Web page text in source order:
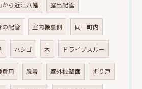
から近江八幡 露出配管
の配管 室内機裏側 同一町内
ハシゴ 木 ドライブスルー
費用 脱着 室外機壁面 折り戸